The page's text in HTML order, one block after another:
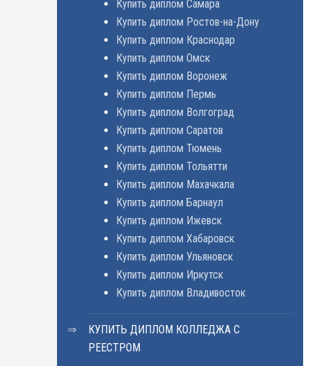
Купить диплом Самара
Купить диплом Ростов-на-Дону
Купить диплом Краснодар
Купить диплом Омск
Купить диплом Воронеж
Купить диплом Пермь
Купить диплом Волгоград
Купить диплом Саратов
Купить диплом Тюмень
Купить диплом Тольятти
Купить диплом Махачкала
Купить диплом Барнаул
Купить диплом Ижевск
Купить диплом Хабаровск
Купить диплом Ульяновск
Купить диплом Иркутск
Купить диплом Владивосток
КУПИТЬ ДИПЛОМ КОЛЛЕДЖА С
РЕЕСТРОМ